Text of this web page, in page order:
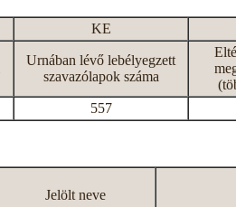
KE
Urnában lévő lebélyegzett
szavazólapok száma
557
Jelölt neve